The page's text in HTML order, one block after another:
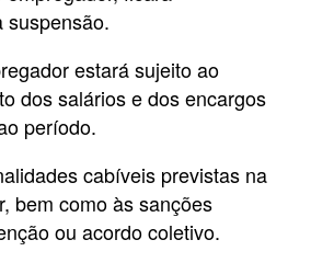
suspensão.
estará sujeito ao
dos salários e dos encargos
período.
cabíveis previstas na
bem como às sanções
ou acordo coletivo.